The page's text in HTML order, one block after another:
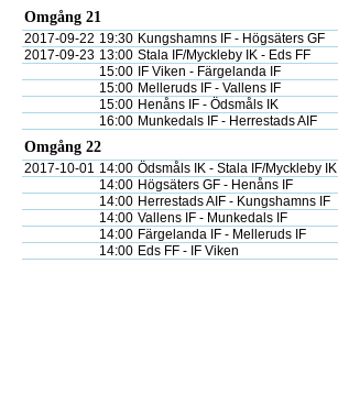
Omgång 21
2017-09-22 19:30 Kungshamns IF - Högsäters GF
2017-09-23 13:00 Stala IF/Myckleby IK - Eds FF
15:00
IF Viken - Färgelanda IF
15:00 Melleruds IF - Vallens IF
15:00 Henåns IF - Ödsmåls IK
16:00 Munkedals IF - Herrestads AIF
Omgång 22
2017-10-01 14:00 Ödsmåls IK - Stala IF/Myckleby IK
14:00 Högsäters GF - Henåns IF
14:00 Herrestads AIF - Kungshamns IF
14:00 Vallens IF - Munkedals IF
14:00 Färgelanda IF - Melleruds IF
14:00 Eds FF - IF Viken